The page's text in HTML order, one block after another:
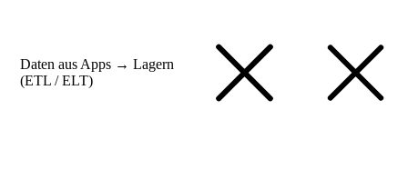
Daten aus Apps → Lagern
(ETL / ELT)